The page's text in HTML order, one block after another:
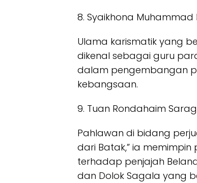
8. Syaikhona Muhammad
Ulama karismatik yang
dikenal sebagai guru
dalam pengembangan
kebangsaan.
9. Tuan Rondahaim
Pahlawan di bidang
dari Batak,” ia
terhadap penjajah
dan Dolok Sagala yang